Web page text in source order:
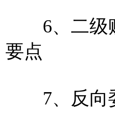
6、二级赎
要点
7、反向